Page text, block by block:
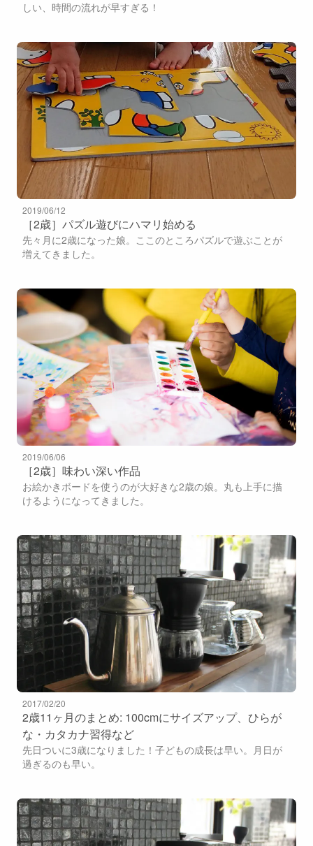
しい、時間の流れが早すぎる！
2019/06/12
［2歳］パズル遊びにハマリ始める
先々月に2歳になった娘。ここのところパズルで遊ぶことが
増えてきました。
2019/06/06
［2歳］味わい深い作品
お絵かきボードを使うのが大好きな2歳の娘。丸も上手に描
けるようになってきました。
2017/02/20
2歳11ヶ月のまとめ: 100cmにサイズアップ、ひらが
な・カタカナ習得など
先日ついに3歳になりました！子どもの成長は早い。月日が
過ぎるのも早い。